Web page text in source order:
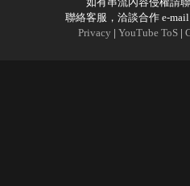
聯絡客服，洽談合作 e-
Privacy | YouTube ToS|